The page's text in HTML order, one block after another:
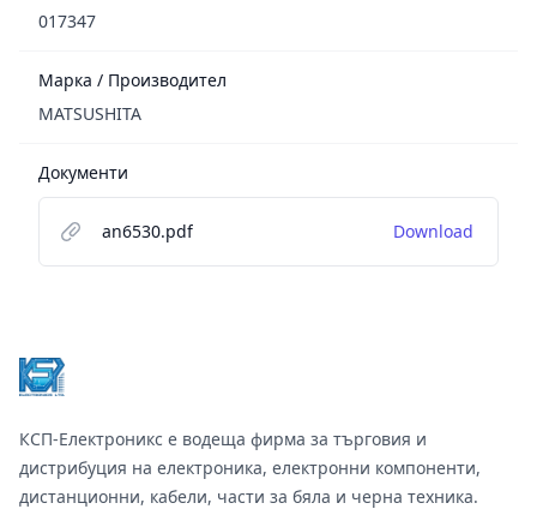
017347
Марка / Производител
MATSUSHITA
Документи
an6530.pdf Download
КСП-Електроникс е водеща фирма за търговия и
дистрибуция на електроника, електронни компоненти,
дистанционни, кабели, части за бяла и черна техника.